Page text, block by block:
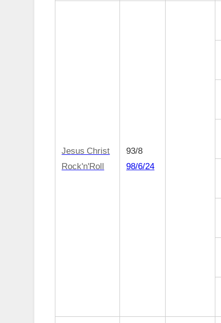
Jesus Christ
Rock'n'Roll
93/8
98/6/24